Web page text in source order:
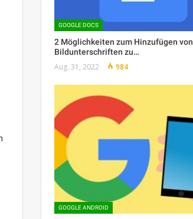
GOOGLE DOCS
2 Möglichkeiten zum Hinzufügen von
Bildunterschriften zu…
Aug. 31, 2022 984
GOOGLE ANDROID